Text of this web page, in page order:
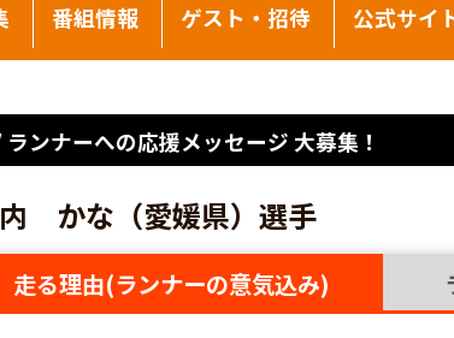
番組情報 ゲスト・招待 公式サイ
ンナーへの応援メッセージ 大募集！
かな（愛媛県）選手
走る理由(ランナーの意気込み)